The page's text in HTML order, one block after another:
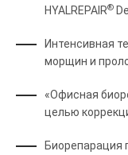
HYALREPAIR®
Интенсивная
морщин и
«Офисная
целью
Биорепарация